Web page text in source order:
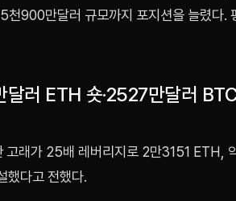
900만달러 규모까지 포지션을 늘렸다.
러 ETH 숏·2527만달러
고래가 25배 레버리지로 2만3151 ETH,
했다고 전했다.